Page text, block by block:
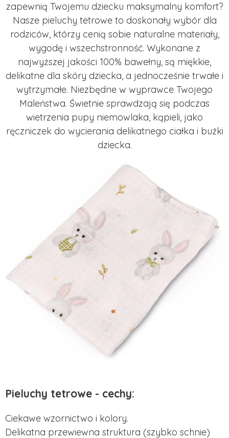
zapewnią Twojemu dziecku maksymalny komfort?
Nasze pieluchy tetrowe to doskonały wybór dla
rodziców, którzy cenią sobie naturalne materiały,
wygodę i wszechstronność. Wykonane z
najwyższej jakości 100% bawełny, są miękkie,
delikatne dla skóry dziecka, a jednocześnie trwałe i
wytrzymałe. Niezbędne w wyprawce Twojego
Maleństwa. Świetnie sprawdzają się podczas
wietrzenia pupy niemowlaka, kąpieli, jako
ręczniczek do wycierania delikatnego ciałka i buźki
dziecka.
Pieluchy tetrowe - cechy:
Ciekawe wzornictwo i kolory.
Delikatna przewiewna struktura (szybko schnie)